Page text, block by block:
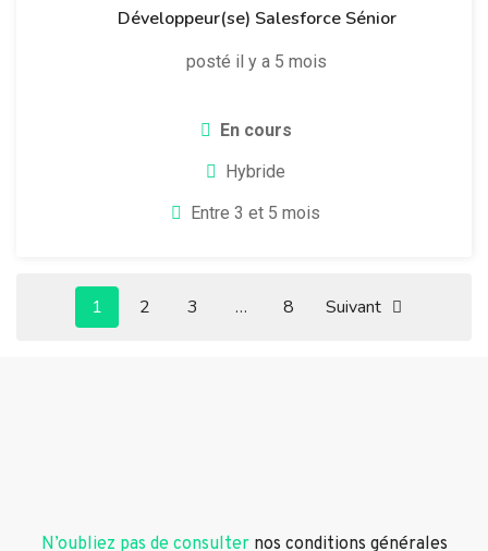
Développeur(se) Salesforce Sénior
posté il y a 5 mois
En cours
Hybride
Entre 3 et 5 mois
1 2 3 … 8 Suivant
N’oubliez pas de consulter nos conditions générales